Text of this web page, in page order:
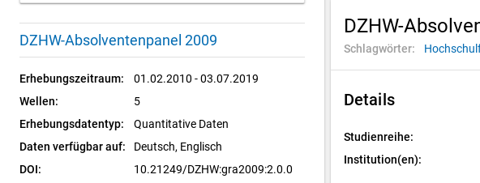
DZHW-Absolventenpanel 2009
Erhebungszeitraum:
01.02.2010 - 03.07.2019
Wellen:
5
Erhebungsdatentyp:
Quantitative Daten
Daten verfügbar auf:
Deutsch, Englisch
DOI:
10.21249/DZHW:gra2009:2.0.0
2.0.0 (aktuell)
CUF: Download
SUF: Remote-Desktop
SUF: On-Site
DZHW-
Schlagwörter:
Details
Studienreihe:
Institution(en):